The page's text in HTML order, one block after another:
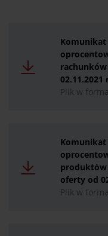
Komunikat
02.11.2021
Plik w
Komunikat
produktów
oferty od
Plik w